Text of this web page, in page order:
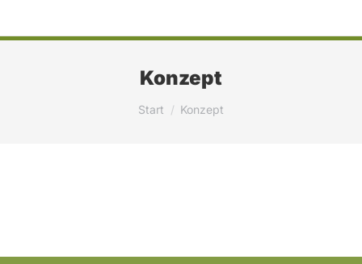
Konzept
Start Konzept